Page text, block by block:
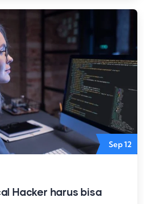
Sep12
Hacker harus bisa